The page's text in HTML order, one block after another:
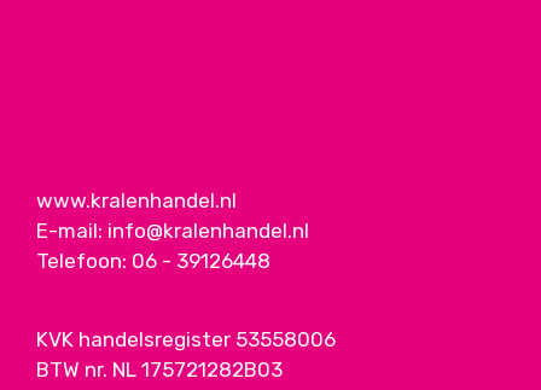
www.kralenhandel.nl
E-mail: info@kralenhandel.nl
Telefoon: 06 - 39126448
KVK handelsregister 53558006
BTW nr. NL 175721282B03